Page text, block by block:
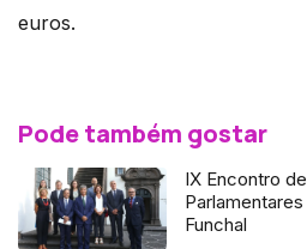
euros.
Pode também gostar
IX Encontro
Funchal